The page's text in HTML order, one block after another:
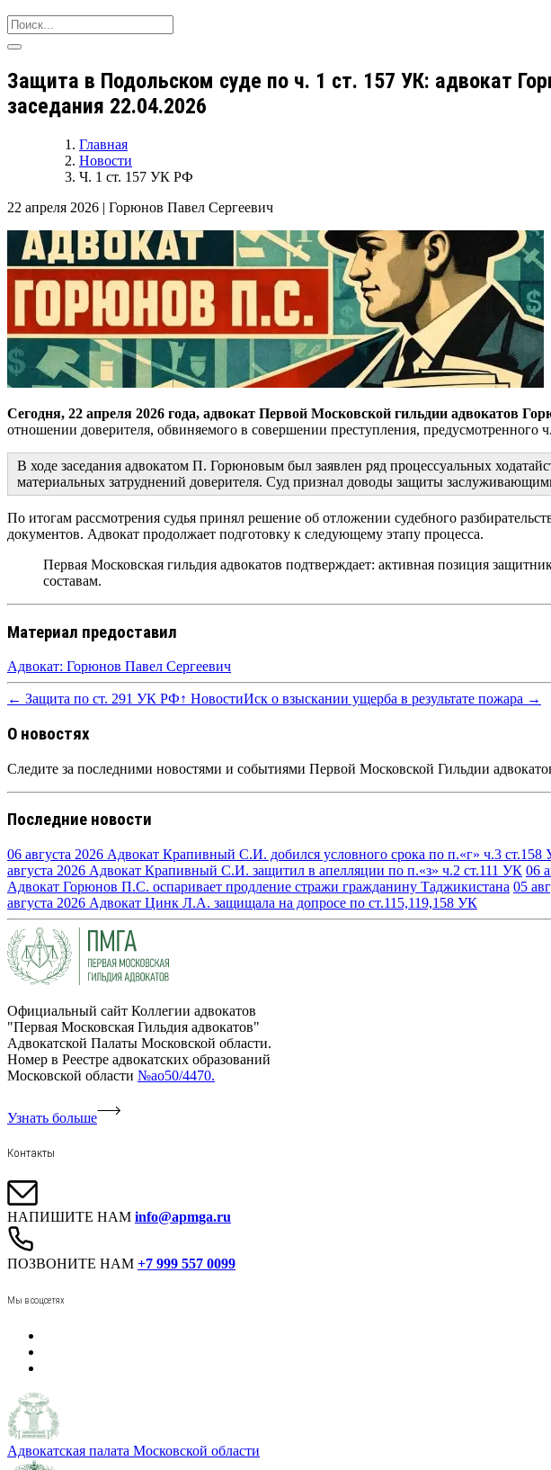
Защита в Подольском суде по ч. 1 ст. 157 УК: адвокат
заседания 22.04.2026
Главная
Новости
Ч. 1 ст. 157 УК РФ
22 апреля 2026 | Горюнов Павел Сергеевич
Сегодня, 22 апреля 2026 года, адвокат Первой Московской гильдии адвокатов
отношении доверителя, обвиняемого в совершении преступления,
В ходе заседания адвокатом П. Горюновым был заявлен ряд процессуальных
материальных затруднений доверителя. Суд признал доводы защиты
По итогам рассмотрения судья принял решение об отложении судебного
документов. Адвокат продолжает подготовку к следующему этапу процесса.
Первая Московская гильдия адвокатов подтверждает: активная позиция
составам.
Материал предоставил
Адвокат: Горюнов Павел Сергеевич
← Защита по ст. 291 УК РФ↑ НовостиИск о взыскании ущерба в результате пожара →
О новостях
Следите за последними новостями и событиями Первой Московской Гильдии
Последние новости
06 августа 2026 Адвокат Крапивный С.И. добился условного срока по п.«г» ч.3 ст.158
августа 2026 Адвокат Крапивный С.И. защитил в апелляции по п.«з» ч.2 ст.111 УК 06
Адвокат Горюнов П.С. оспаривает продление стражи гражданину Таджикистана 05
августа 2026 Адвокат Цинк Л.А. защищала на допросе по ст.115,119,158 УК
Официальный сайт Коллегии адвокатов
"Первая Московская Гильдия адвокатов"
Адвокатской Палаты Московской области.
Номер в Реестре адвокатских образований
Московской области №ао50/4470.
Узнать больше
Контакты
НАПИШИТЕ НАМ info@apmga.ru
ПОЗВОНИТЕ НАМ +7 999 557 0099
Мы в соцсетях
Адвокатская палата Московской области